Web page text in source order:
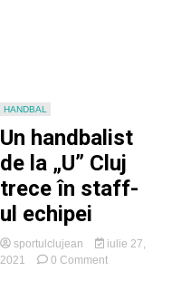
HANDBAL
Un handbalist
de la „U” Cluj
trece în staff-
ul echipei
sportulclujean
iulie 27,
2021
0 Commenton